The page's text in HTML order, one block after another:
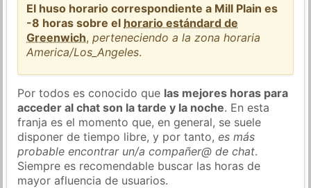
El huso horario correspondiente a Mill Plain es
-8 horas sobre el horario estándard de
Greenwich,perteneciendo a la zona horaria
America/Los_Angeles.
Por todos es conocido que las mejores horas para
acceder al chat son la tarde y la noche. En esta
franja es el momento que, en general, se suele
disponer de tiempo libre, y por tanto,es más
probable encontrar un/a compañer@ de chat.
Siempre es recomendable buscar las horas de
mayor afluencia de usuarios.